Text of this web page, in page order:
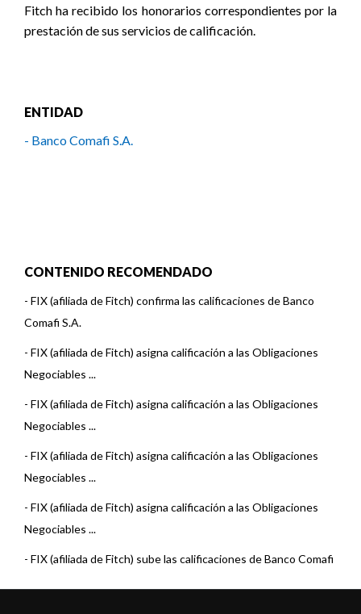
Fitch ha recibido los honorarios correspondientes por la
prestación de sus servicios de calificación.
ENTIDAD
- Banco Comafi S.A.
CONTENIDO RECOMENDADO
- FIX (afiliada de Fitch) confirma las calificaciones de Banco
Comafi S.A.
- FIX (afiliada de Fitch) asigna calificación a las Obligaciones
Negociables ...
- FIX (afiliada de Fitch) asigna calificación a las Obligaciones
Negociables ...
- FIX (afiliada de Fitch) asigna calificación a las Obligaciones
Negociables ...
- FIX (afiliada de Fitch) asigna calificación a las Obligaciones
Negociables ...
- FIX (afiliada de Fitch) sube las calificaciones de Banco Comafi